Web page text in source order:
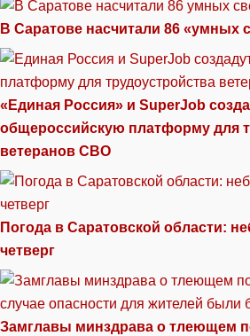
В Саратове насчитали 86 «умных
«Единая Россия» и SuperJob
общероссийскую платформу для
ветеранов СВО
Погода в Саратовской области:
четверг
Замглавы минздрава о тлеющем